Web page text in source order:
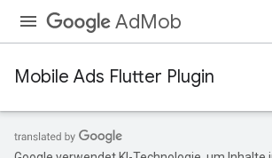
AdMob
Mobile Ads Flutter Plugin